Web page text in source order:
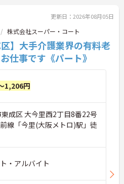
更新日：2026年08月05日
株式会社スーパー・コート
】大手介護業界の有料老
仕事です《パート》
1,206円
成区 大今里西2丁目8番22号
線「今里(大阪メトロ)駅」徒
・アルバイト